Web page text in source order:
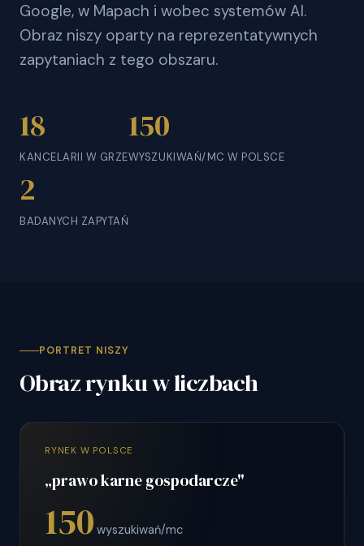
Google, w Mapach i wobec systemów AI.
Obraz niszy oparty na reprezentatywnych
zapytaniach z tego obszaru.
18
KANCELARII W GRZE
150
WYSZUKIWAŃ/MC W POLSCE
2
BADANYCH ZAPYTAŃ
PORTRET NISZY
Obraz rynku w liczbach
RYNEK W POLSCE
„prawo karne gospodarcze"
150 wyszukiwań/mc